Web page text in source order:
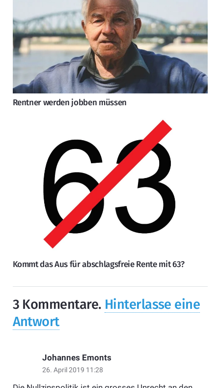
Rentner werden jobben müssen
Kommt das Aus für abschlagsfreie Rente mit 63?
3 Kommentare. Hinterlasse eine
Antwort
Johannes Emonts
26. April 2019 11:28